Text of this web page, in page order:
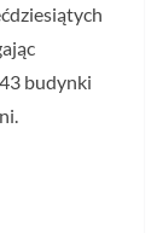
budynki